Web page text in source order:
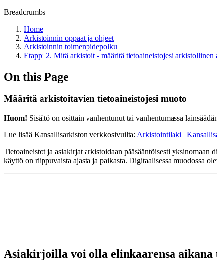
Breadcrumbs
Home
Arkistoinnin oppaat ja ohjeet
Arkistoinnin toimenpidepolku
Etappi 2. Mitä arkistoit - määritä tietoaineistojesi arkistollinen
On this Page
Määritä arkistoitavien tietoaineistojesi muoto
Huom! Sisältö on osittain vanhentunut tai vanhentumassa
Lue lisää Kansallisarkiston verkkosivuilta: Arkistointilaki |
Tietoaineistot ja asiakirjat arkistoidaan pääsääntöisesti yksinomaan
käyttö on riippuvaista ajasta ja paikasta. Digitaalisessa muodossa
Asiakirjoilla voi olla elinkaarensa aikana